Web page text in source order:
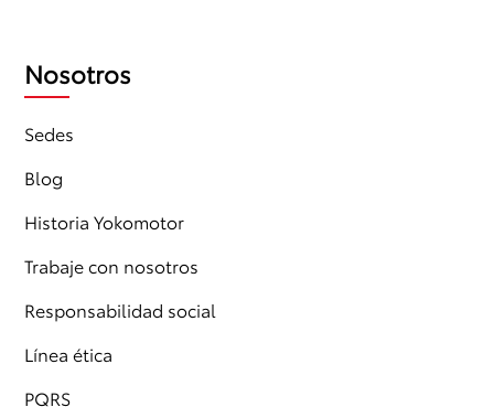
Nosotros
Sedes
Blog
Historia Yokomotor
Trabaje con nosotros
Responsabilidad social
Línea ética
PQRS